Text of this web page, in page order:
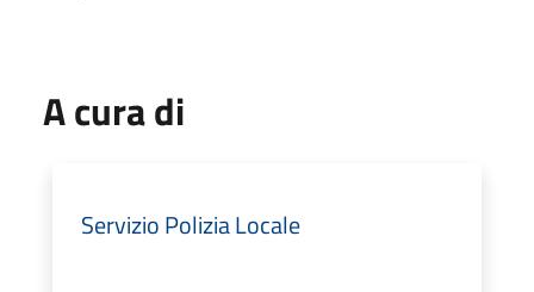
A cura di
Servizio Polizia Locale